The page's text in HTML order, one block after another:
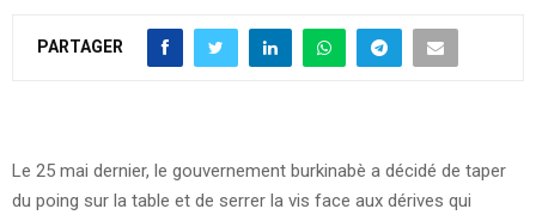
PARTAGER
Le 25 mai dernier, le gouvernement burkinabè a décidé de taper
du poing sur la table et de serrer la vis face aux dérives qui